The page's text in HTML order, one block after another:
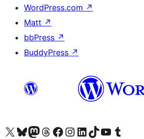
WordPress.com ↗
Matt ↗
bbPress ↗
BuddyPress ↗
Visita nuestra cuenta de X (anteriormente Twitter)
Visita nuestra cuenta de Bluesky
Visita nuestra cuenta de Mastodon
Visita nuestra cuenta de Threads
Visita nuestra página de Facebook
Visita nuestra cuenta de Instagram
Visita nuestra cuenta de LinkedIn
Visita nuestra cuenta de TikTok
Visita nuestro canal de YouTube
Visita nuestra cuenta de Tumblr